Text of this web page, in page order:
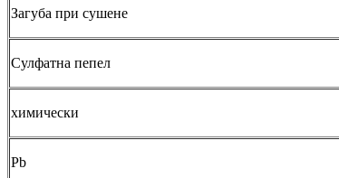
Загуба при сушене
Сулфатна пепел
химически
Pb